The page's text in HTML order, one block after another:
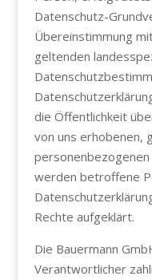
Datenschutz-
Übereinstimmung
geltenden
die Öffentlichkeit
von uns erhobenen,
werden betroffene
Rechte aufgeklärt.
Die Bauermann
Verantwortlicher